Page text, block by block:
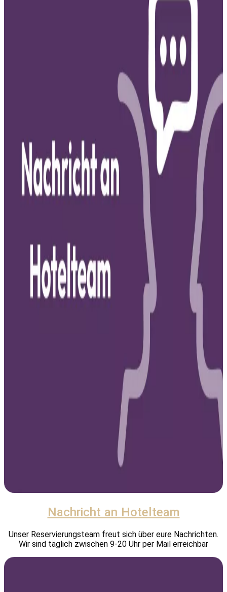
Nachricht an Hotelteam
Unser Reservierungsteam freut sich über eure Nachrichten.
Wir sind täglich zwischen 9-20 Uhr per Mail erreichbar